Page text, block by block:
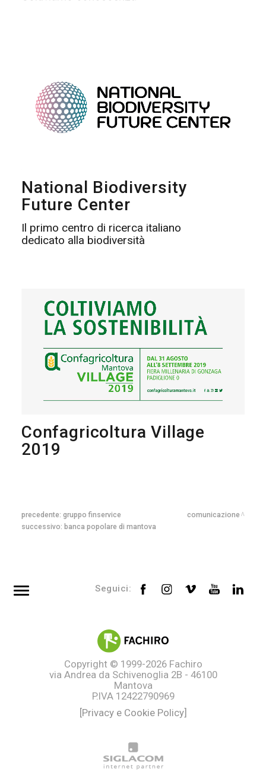
National Biodiversity
Future Center
Il primo centro di ricerca italiano
dedicato alla biodiversità
Confagricoltura Village
2019
precedente: gruppo finservice
successivo: banca popolare di mantova
comunicazione
Seguici:
Site mapCopyright © 1999-2026Fachiro
via Andrea da Schivenoglia 2B - 46100
Mantova
P.IVA 12422790969
[Privacy e Cookie Policy]